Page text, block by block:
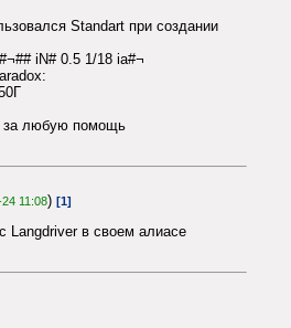
Standart при создании
iN# 0.5 1/18 ia#¬
за любую помощь
11:08) [1]
Langdriver в своем алиасе